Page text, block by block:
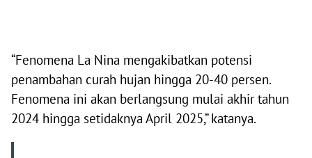
“Fenomena La Nina mengakibatkan potensi
penambahan curah hujan hingga 20-40 persen.
Fenomena ini akan berlangsung mulai akhir tahun
2024 hingga setidaknya April 2025,” katanya.